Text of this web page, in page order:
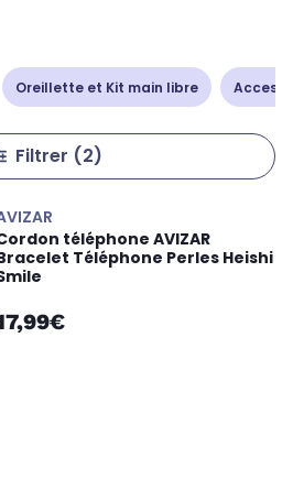
Oreillette et Kit main libre
Filtrer (2)
téléphone AVIZAR
Téléphone Perles Heishi